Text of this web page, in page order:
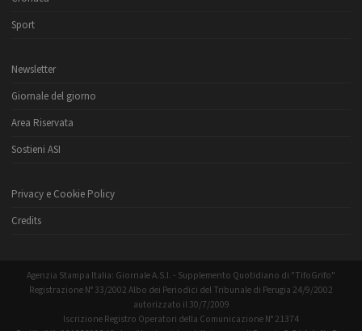
Sport
Newsletter
Giornale del giorno
Area Riservata
Sostieni ASI
Privacy e Cookie Policy
Credits
Agenzia Stampa Italia: Giornale A.S.I. - Supplemento Quotidiano di "TifoGrifo"
Registrazione N° 33/2002 Albo dei Periodici del Tribunale di Perugia 24/9/2002
autorizzato il 30/7/2009
Iscrizione Registro Operatori della Comunicazione N° 21374